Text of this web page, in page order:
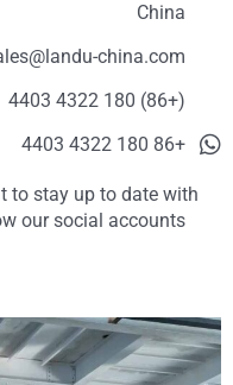
China
china.com
(+86) 180 4322 4403
+86 180 4322 4403
to stay up to date with
our social accounts